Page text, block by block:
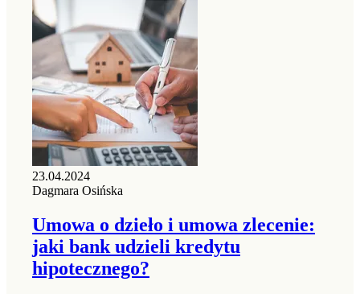
23.04.2024
Dagmara Osińska
Umowa o dzieło i umowa zlecenie:
jaki bank udzieli kredytu
hipotecznego?